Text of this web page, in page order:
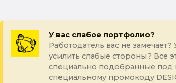
У вас слабое портфолио?
Работодатель вас не
усилить слабые стороны? Все
специально подобранные под
специальному промокоду